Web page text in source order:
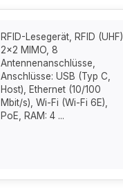
RFID-Lesegerät, RFID (UHF),
2x2 MIMO, 8
Antennenanschlüsse,
Anschlüsse: USB (Typ C,
Host), Ethernet (10/100
Mbit/s), Wi-Fi (Wi-Fi 6E),
PoE, RAM: 4 ...